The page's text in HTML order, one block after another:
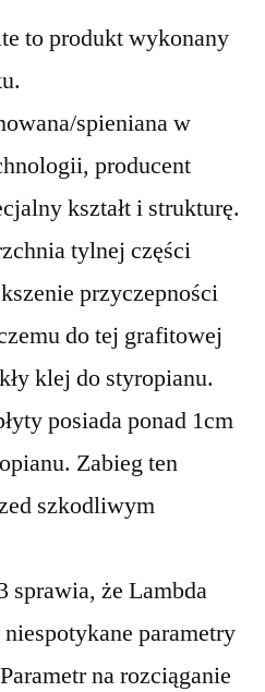
to produkt wykonany
spieniana w
producent
kształt i strukturę.
tylnej części
przyczepności
do tej grafitowej
klej do styropianu.
posiada ponad 1cm
Zabieg ten
szkodliwym
sprawia, że Lambda
parametry
na rozciąganie